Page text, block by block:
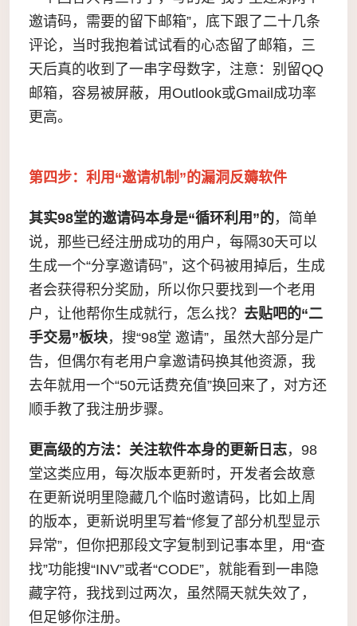
邀请码，需要的留下邮箱”，底下跟了二十几条
评论，当时我抱着试试看的心态留了邮箱，三
天后真的收到了一串字母数字，注意：别留QQ
邮箱，容易被屏蔽，用Outlook或Gmail成功率
更高。
第四步：利用“邀请机制”的漏洞反薅软件
其实98堂的邀请码本身是“循环利用”的，简单
说，那些已经注册成功的用户，每隔30天可以
生成一个“分享邀请码”，这个码被用掉后，生成
者会获得积分奖励，所以你只要找到一个老用
户，让他帮你生成就行，怎么找？ 去贴吧的“二
手交易”板块，搜“98堂 邀请”，虽然大部分是广
告，但偶尔有老用户拿邀请码换其他资源，我
去年就用一个“50元话费充值”换回来了，对方还
顺手教了我注册步骤。
更高级的方法：关注软件本身的更新日志，98
堂这类应用，每次版本更新时，开发者会故意
在更新说明里隐藏几个临时邀请码，比如上周
的版本，更新说明里写着“修复了部分机型显示
异常”，但你把那段文字复制到记事本里，用“查
找”功能搜“INV”或者“CODE”，就能看到一串隐
藏字符，我找到过两次，虽然隔天就失效了，
但足够你注册。